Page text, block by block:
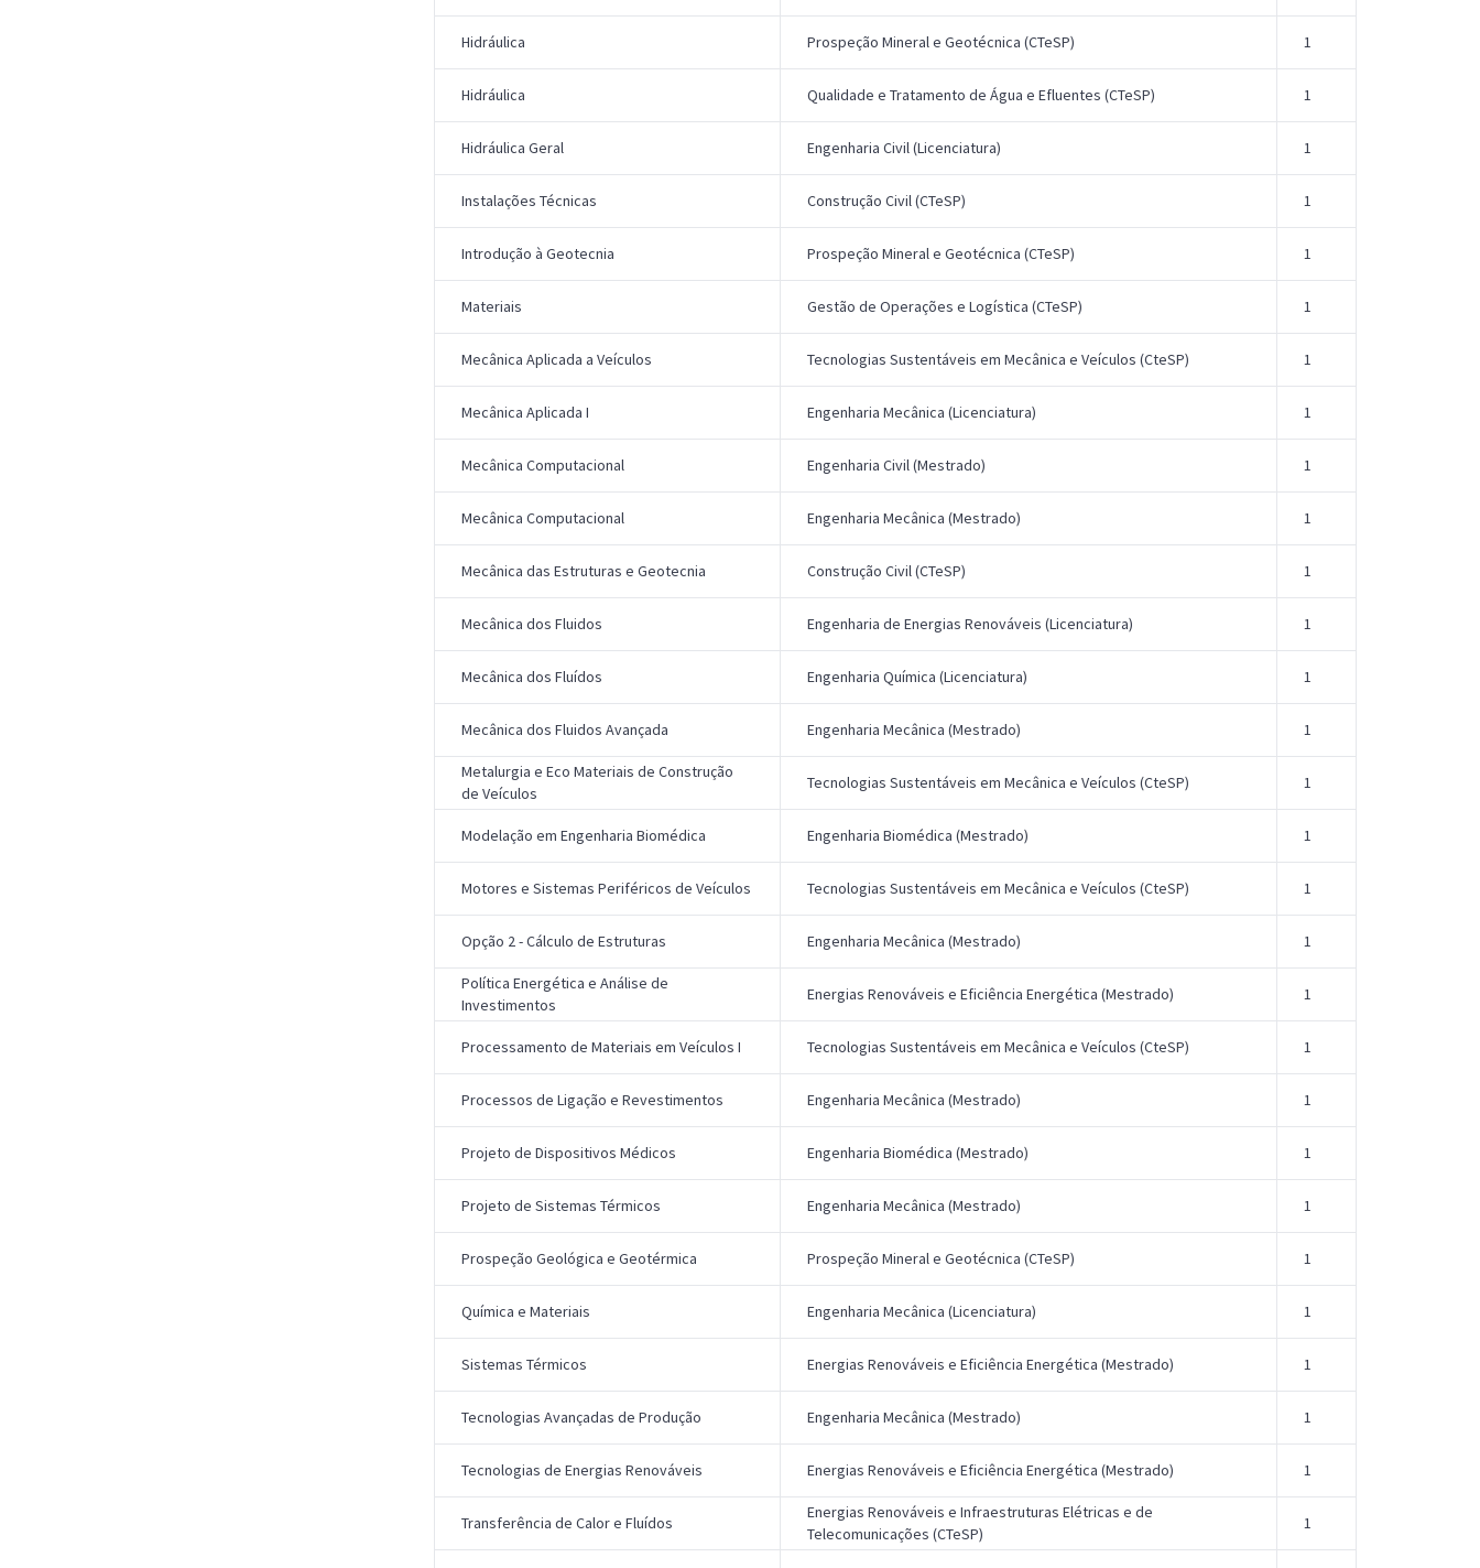
Hidráulica Prospeção Mineral e Geotécnica (CTeSP) 1
Hidráulica Qualidade e Tratamento de Água e Efluentes (CTeSP) 1
Hidráulica Geral Engenharia Civil (Licenciatura) 1
Instalações Técnicas Construção Civil (CTeSP) 1
Introdução à Geotecnia Prospeção Mineral e Geotécnica (CTeSP) 1
Materiais Gestão de Operações e Logística (CTeSP) 1
Mecânica Aplicada a Veículos Tecnologias Sustentáveis em Mecânica e Veículos (CteSP) 1
Mecânica Aplicada I Engenharia Mecânica (Licenciatura) 1
Mecânica Computacional Engenharia Civil (Mestrado) 1
Mecânica Computacional Engenharia Mecânica (Mestrado) 1
Mecânica das Estruturas e Geotecnia Construção Civil (CTeSP) 1
Mecânica dos Fluidos Engenharia de Energias Renováveis (Licenciatura) 1
Mecânica dos Fluídos Engenharia Química (Licenciatura) 1
Mecânica dos Fluidos Avançada Engenharia Mecânica (Mestrado) 1
Metalurgia e Eco Materiais de Construção
de Veículos
Tecnologias Sustentáveis em Mecânica e Veículos (CteSP) 1
Modelação em Engenharia Biomédica Engenharia Biomédica (Mestrado) 1
Motores e Sistemas Periféricos de Veículos Tecnologias Sustentáveis em Mecânica e Veículos (CteSP) 1
Opção 2 - Cálculo de Estruturas Engenharia Mecânica (Mestrado) 1
Política Energética e Análise de
Investimentos
Energias Renováveis e Eficiência Energética (Mestrado) 1
Processamento de Materiais em Veículos I Tecnologias Sustentáveis em Mecânica e Veículos (CteSP) 1
Processos de Ligação e Revestimentos Engenharia Mecânica (Mestrado) 1
Projeto de Dispositivos Médicos Engenharia Biomédica (Mestrado) 1
Projeto de Sistemas Térmicos Engenharia Mecânica (Mestrado) 1
Prospeção Geológica e Geotérmica Prospeção Mineral e Geotécnica (CTeSP) 1
Química e Materiais Engenharia Mecânica (Licenciatura) 1
Sistemas Térmicos Energias Renováveis e Eficiência Energética (Mestrado) 1
Tecnologias Avançadas de Produção Engenharia Mecânica (Mestrado) 1
Tecnologias de Energias Renováveis Energias Renováveis e Eficiência Energética (Mestrado) 1
Transferência de Calor e Fluídos
Energias Renováveis e Infraestruturas Elétricas e de
Telecomunicações (CTeSP)
1